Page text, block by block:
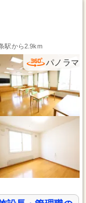
駅から2.9km
パノラマ